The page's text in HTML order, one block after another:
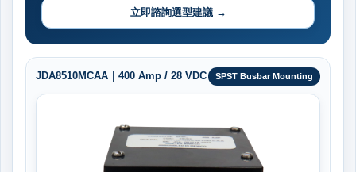
立即諮詢選型建議 →
JDA8510MCAA｜400 Amp / 28 VDC SPST Busbar Mounting